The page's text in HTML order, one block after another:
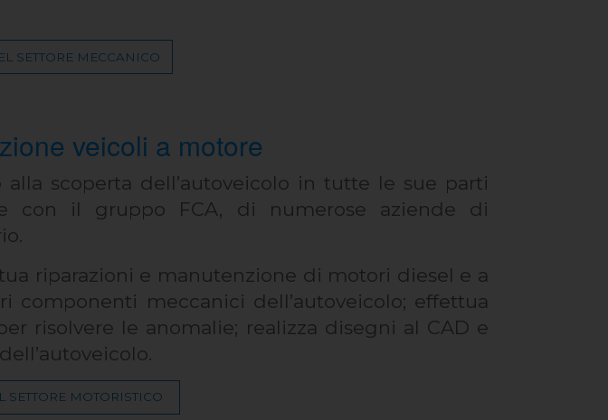
SETTORE MECCANICO
veicoli a motore
scoperta dell’autoveicolo in tutte le sue parti
con il gruppo FCA, di numerose aziende di
riparazioni e manutenzione di motori diesel e a
componenti meccanici dell’autoveicolo; effettua
risolvere le anomalie; realizza disegni al CAD e
MOTORISTICO